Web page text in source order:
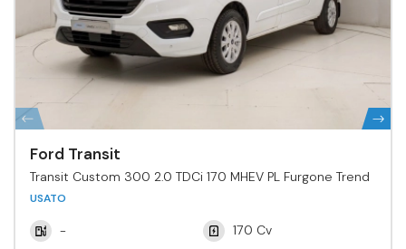
Ford Transit
Transit Custom 300 2.0 TDCi 170 MHEV PL Furgone Trend
USATO
-
170 Cv